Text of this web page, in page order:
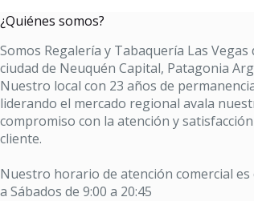
¿Quiénes somos?
Somos Regalería y Tabaquería Las Vegas
ciudad de Neuquén Capital, Patagonia
Nuestro local con 23 años de
liderando el mercado regional avala
compromiso con la atención y
cliente.
Nuestro horario de atención comercial es
a Sábados de 9:00 a 20:45